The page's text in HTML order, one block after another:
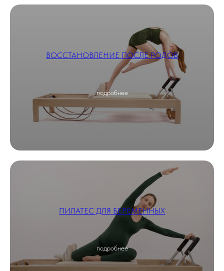
ВОССТАНОВЛЕНИЕ ПОСЛЕ РОДОВ
подробнее
ПИЛАТЕС ДЛЯ БЕРЕМЕННЫХ
подробнее